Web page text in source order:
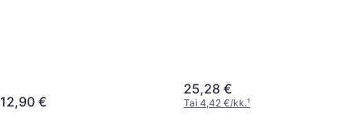
12,90 €
25,28 €
Tai 4,42 €/kk.¹